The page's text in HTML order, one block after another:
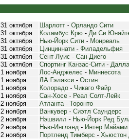
31 октября Шарлотт - Орландо Сити
31 октября
Коламбус Крю - Ди Си
31 октября
Нью-Йорк Сити - Монреаль
31 октября
Цинциннати - Филадельфия
31 октября
Сент-Луис - Сан-Диего
31 октября
Спортинг Канзас-Сити -
1 ноября
Лос-Анджелес - Миннесота
1 ноября
ЛА Гэлакси - Остин
1 ноября
Колорадо - Чикаго Файр
1 ноября
Сан-Хосе - Реал Солт-Лейк
2 ноября
Атланта- Торонто
2 ноября
Ванкувер - Сиэтл Саундерс
2 ноября
Нэшвилл - Нью-Йорк Ред
2 ноября
Нью-Инглэнд - Интер Майами
2 ноября
Портленд Тимберс - Хьюстон